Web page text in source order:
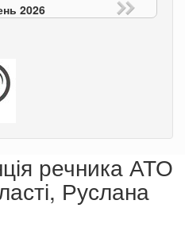
2026
речника АТО
Руслана